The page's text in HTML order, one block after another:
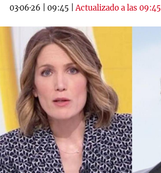
03·06·26 09:45 |Actualizado a las 09:45